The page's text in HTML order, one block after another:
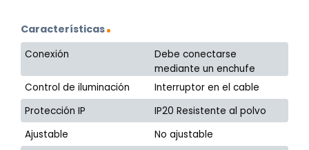
Características
Conexión
Debe conectarse
mediante un enchufe
Control de iluminación
Interruptor en el cable
Protección IP
IP20 Resistente al polvo
Ajustable
No ajustable